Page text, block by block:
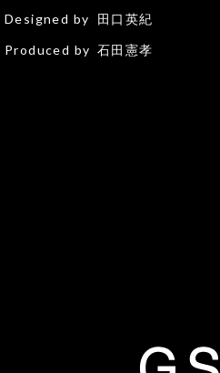
Designed by
田口英紀
Produced by 石田憲孝